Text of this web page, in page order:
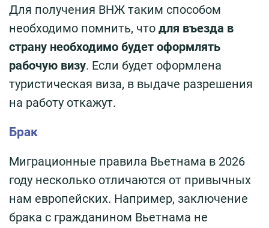
Для получения ВНЖ таким способом
необходимо помнить, что для въезда в
страну необходимо будет оформлять
рабочую визу. Если будет оформлена
туристическая виза, в выдаче разрешения
на работу откажут.
Брак
Миграционные правила Вьетнама в 2026
году несколько отличаются от привычных
нам европейских. Например, заключение
брака с гражданином Вьетнама не